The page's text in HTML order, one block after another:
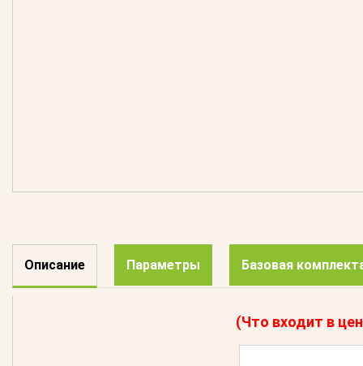
Описание Параметры Базовая
(Что входит в